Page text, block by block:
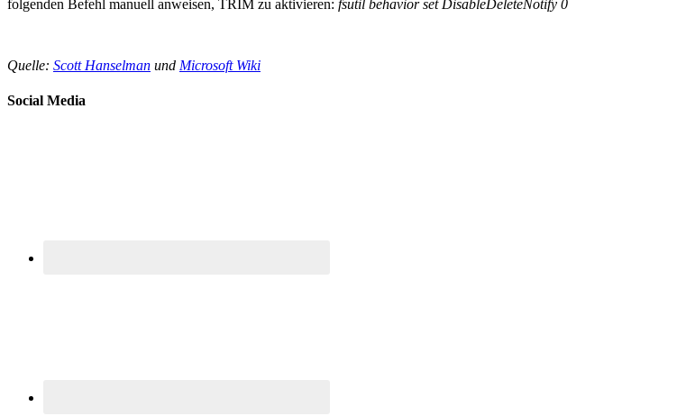
folgenden Befehl manuell anweisen, TRIM zu aktivieren: fsutil behavior set DisableDeleteNotify 0
Quelle: Scott Hanselman und Microsoft Wiki
Social Media